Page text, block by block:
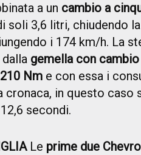
a un cambio a
soli 3,6 litri, chiudendo
i 174 km/h. La
gemella con
Nm e con essa i
cronaca, in questo caso
secondi.
Le prime due